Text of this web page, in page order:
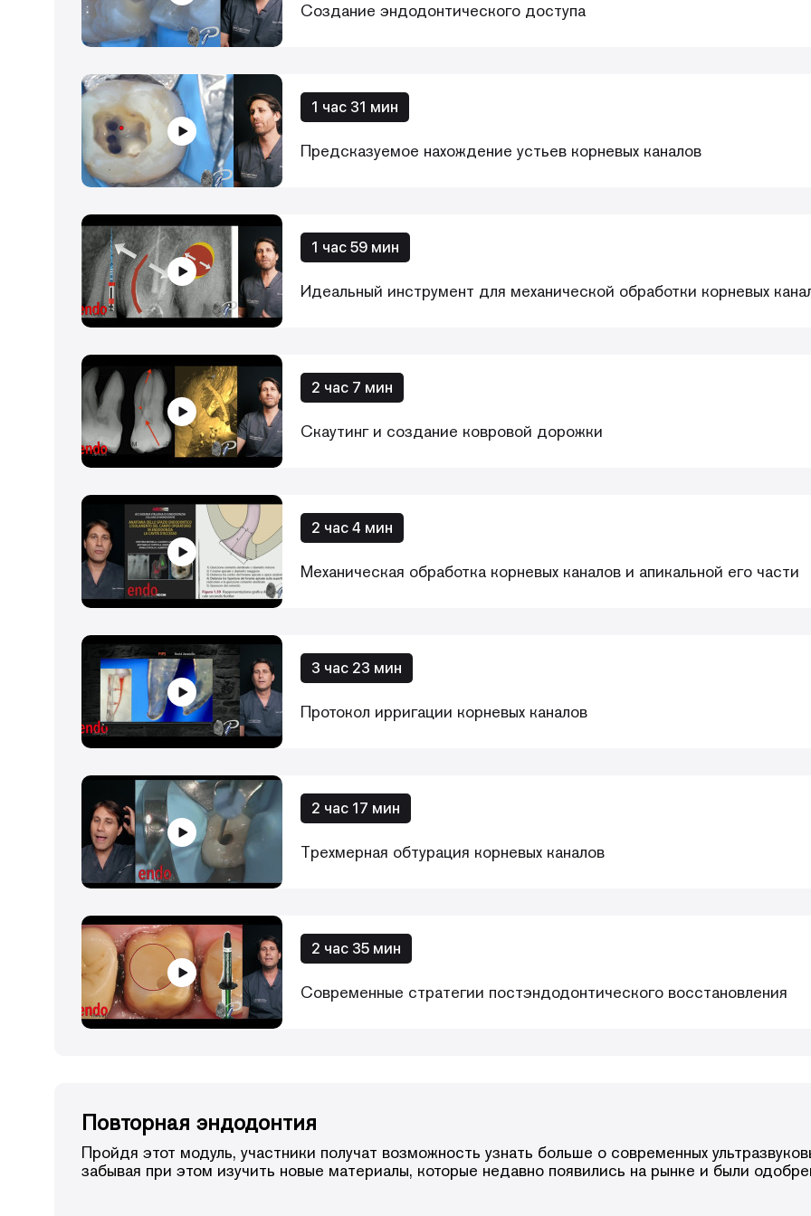
Создание эндодонтического доступа
1 час 31 мин
Предсказуемое нахождение устьев корневых каналов
1 час 59 мин
Идеальный инструмент для механической обработки корневых
2 час 7 мин
Скаутинг и создание ковровой дорожки
2 час 4 мин
Механическая обработка корневых каналов и апикальной его части
3 час 23 мин
Протокол ирригации корневых каналов
2 час 17 мин
Трехмерная обтурация корневых каналов
2 час 35 мин
Современные стратегии постэндодонтического восстановления
Повторная эндодонтия
Пройдя этот модуль, участники получат возможность узнать больше о современных
забывая при этом изучить новые материалы, которые недавно появились на рынке и были